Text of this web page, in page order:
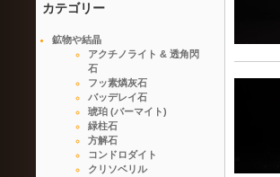
カテゴリー
鉱物や結晶
アクチノライト & 透角閃
石
フッ素燐灰石
バッデレイ石
琥珀 (バーマイト)
緑柱石
方解石
コンドロダイト
クリソベリル